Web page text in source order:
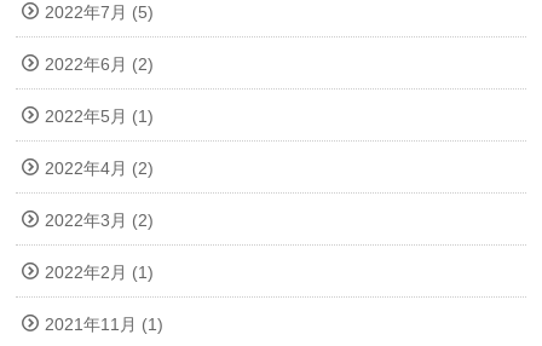
2022年7月 (5)
2022年6月 (2)
2022年5月 (1)
2022年4月 (2)
2022年3月 (2)
2022年2月 (1)
2021年11月 (1)